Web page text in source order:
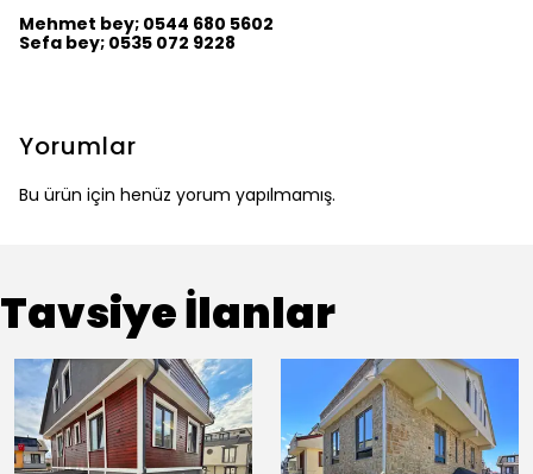
Mehmet bey; 0544 680 5602
Sefa bey; 0535 072 9228
Yorumlar
Bu ürün için henüz yorum yapılmamış.
Tavsiye İlanlar